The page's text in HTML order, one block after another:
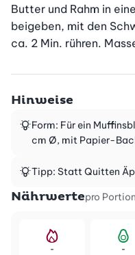
Butter und Rahm in
beigeben, mit den
ca. 2 Min. rühren.
Hinweise
Form: Für ein
cm Ø, mit Papier-
Tipp: Statt Quitten
Nährwertepro
- -